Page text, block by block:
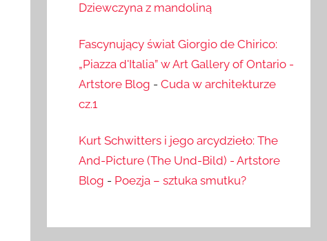
Dziewczyna z mandoliną
Fascynujący świat Giorgio de Chirico:
„Piazza d'Italia” w Art Gallery of Ontario -
Artstore Blog - Cuda w architekturze
cz.1
Kurt Schwitters i jego arcydzieło: The
And-Picture (The Und-Bild) - Artstore
Blog - Poezja – sztuka smutku?